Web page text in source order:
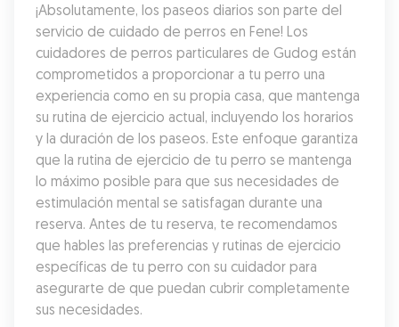
¡Absolutamente, los paseos diarios son parte del
servicio de cuidado de perros en Fene! Los
cuidadores de perros particulares de Gudog están
comprometidos a proporcionar a tu perro una
experiencia como en su propia casa, que mantenga
su rutina de ejercicio actual, incluyendo los horarios
y la duración de los paseos. Este enfoque garantiza
que la rutina de ejercicio de tu perro se mantenga
lo máximo posible para que sus necesidades de
estimulación mental se satisfagan durante una
reserva. Antes de tu reserva, te recomendamos
que hables las preferencias y rutinas de ejercicio
específicas de tu perro con su cuidador para
asegurarte de que puedan cubrir completamente
sus necesidades.